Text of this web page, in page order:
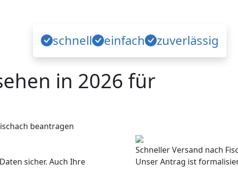
schnell einfach zuverlässig
in 2026 für
beantragen
sicher. Auch Ihre
Schneller Versand nach
Unser Antrag ist